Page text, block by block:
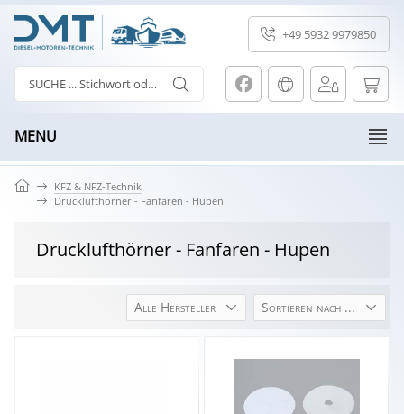
+49 5932 9979850
MENU
KFZ & NFZ-Technik
Drucklufthörner - Fanfaren - Hupen
Drucklufthörner - Fanfaren - Hupen
Alle Hersteller Sortieren nach ...